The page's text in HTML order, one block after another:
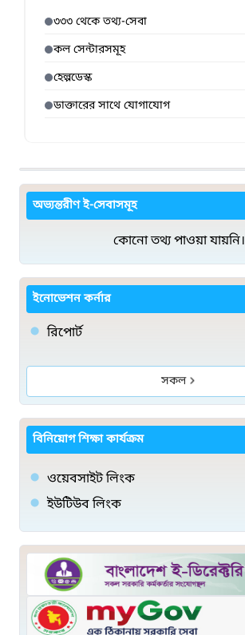
৩৩৩ থেকে তথ্য-সেবা
কল সেন্টারসমূহ
হেল্পডেস্ক
ডাক্তারের সাথে যোগাযোগ
অভ্যন্তরীণ ই-সেবাসমূহ
কোনো তথ্য পাওয়া যায়নি।
ইনোভেশন কর্নার
রিপোর্ট
সকল
বিনিয়োগ শিক্ষা কার্যক্রম
ওয়েবসাইট লিংক
ইউটিউব লিংক